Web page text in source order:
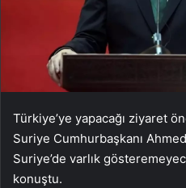
Türkiye’ye yapacağı ziyaret
Suriye Cumhurbaşkanı Ahmed
Suriye’de varlık
konuştu.